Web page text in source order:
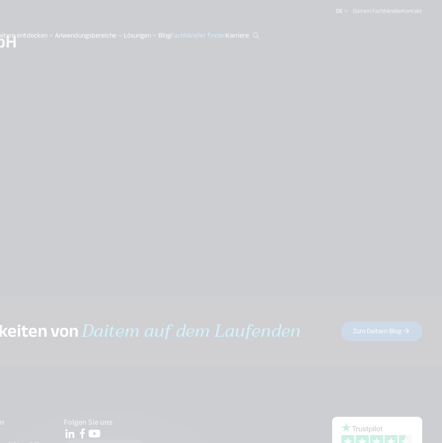
DE Daitem FachhändlerKontakt
entdecken Anwendungsbereiche Lösungen BlogFachhändler findenKarriere
vonDaitem auf dem Laufenden Zum Daitem Blog
Folgen Sie uns